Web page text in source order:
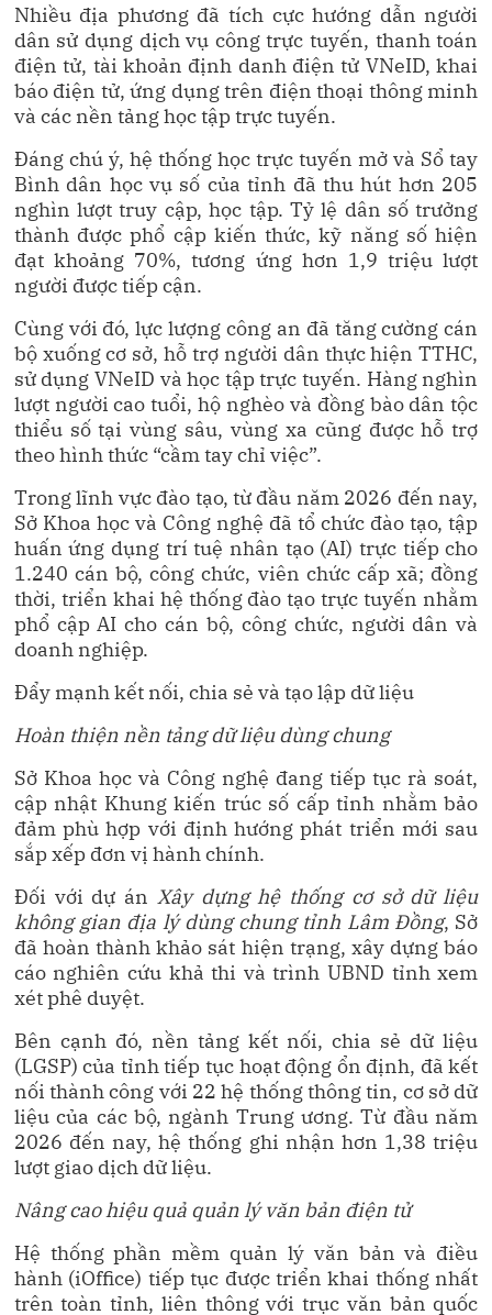
Nhiều địa phương đã tích cực hướng dẫn người
dân sử dụng dịch vụ công trực tuyến, thanh toán
điện tử, tài khoản định danh điện tử VNeID, khai
báo điện tử, ứng dụng trên điện thoại thông minh
và các nền tảng học tập trực tuyến.
Đáng chú ý, hệ thống học trực tuyến mở và Sổ tay
Bình dân học vụ số của tỉnh đã thu hút hơn 205
nghìn lượt truy cập, học tập. Tỷ lệ dân số trưởng
thành được phổ cập kiến thức, kỹ năng số hiện
đạt khoảng 70%, tương ứng hơn 1,9 triệu lượt
người được tiếp cận.
Cùng với đó, lực lượng công an đã tăng cường cán
bộ xuống cơ sở, hỗ trợ người dân thực hiện TTHC,
sử dụng VNeID và học tập trực tuyến. Hàng nghìn
lượt người cao tuổi, hộ nghèo và đồng bào dân tộc
thiểu số tại vùng sâu, vùng xa cũng được hỗ trợ
theo hình thức “cầm tay chỉ việc”.
Trong lĩnh vực đào tạo, từ đầu năm 2026 đến nay,
Sở Khoa học và Công nghệ đã tổ chức đào tạo, tập
huấn ứng dụng trí tuệ nhân tạo (AI) trực tiếp cho
1.240 cán bộ, công chức, viên chức cấp xã; đồng
thời, triển khai hệ thống đào tạo trực tuyến nhằm
phổ cập AI cho cán bộ, công chức, người dân và
doanh nghiệp.
Đẩy mạnh kết nối, chia sẻ và tạo lập dữ liệu
Hoàn thiện nền tảng dữ liệu dùng chung
Sở Khoa học và Công nghệ đang tiếp tục rà soát,
cập nhật Khung kiến trúc số cấp tỉnh nhằm bảo
đảm phù hợp với định hướng phát triển mới sau
sắp xếp đơn vị hành chính.
Đối với dự án Xây dựng hệ thống cơ sở dữ liệu
không gian địa lý dùng chung tỉnh Lâm Đồng, Sở
đã hoàn thành khảo sát hiện trạng, xây dựng báo
cáo nghiên cứu khả thi và trình UBND tỉnh xem
xét phê duyệt.
Bên cạnh đó, nền tảng kết nối, chia sẻ dữ liệu
(LGSP) của tỉnh tiếp tục hoạt động ổn định, đã kết
nối thành công với 22 hệ thống thông tin, cơ sở dữ
liệu của các bộ, ngành Trung ương. Từ đầu năm
2026 đến nay, hệ thống ghi nhận hơn 1,38 triệu
lượt giao dịch dữ liệu.
Nâng cao hiệu quả quản lý văn bản điện tử
Hệ thống phần mềm quản lý văn bản và điều
hành (iOffice) tiếp tục được triển khai thống nhất
trên toàn tỉnh, liên thông với trục văn bản quốc